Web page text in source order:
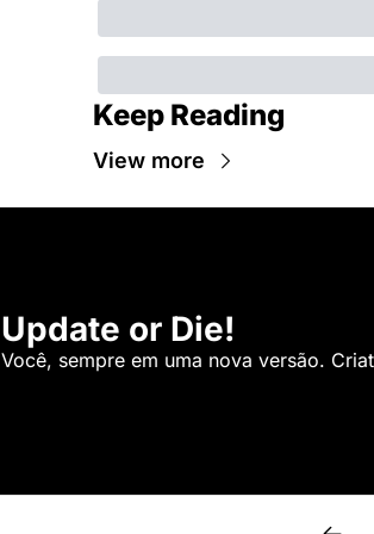
Keep Reading
View more
Update or Die!
Você, sempre em uma nova versão.